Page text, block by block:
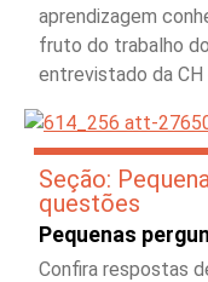
aprendizagem
fruto do trabalho
entrevistado da
Seção:
questões
Pequenas
Confira respostas